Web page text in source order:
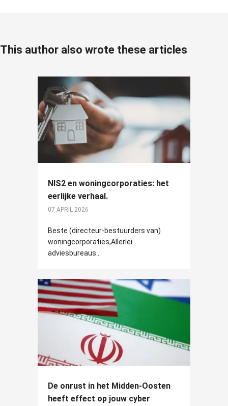
This author also wrote these articles
NIS2 en woningcorporaties: het
eerlijke verhaal.
07 APRIL 2026
Beste (directeur-bestuurders van)
woningcorporaties,Allerlei
adviesbureaus...
De onrust in het Midden-Oosten
heeft effect op jouw cyber